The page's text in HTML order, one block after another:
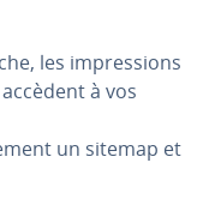
les im­pres­sions
à vos
un sitemap et